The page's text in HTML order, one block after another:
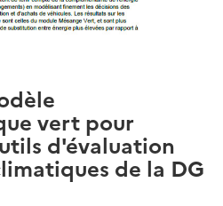
vert pour
d'évaluation
de la DG